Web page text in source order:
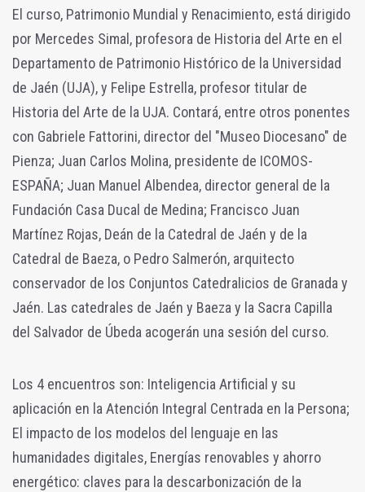
El curso, Patrimonio Mundial y Renacimiento, está dirigido
por Mercedes Simal, profesora de Historia del Arte en el
Departamento de Patrimonio Histórico de la Universidad
de Jaén (UJA), y Felipe Estrella, profesor titular de
Historia del Arte de la UJA. Contará, entre otros ponentes
con Gabriele Fattorini, director del "Museo Diocesano" de
Pienza; Juan Carlos Molina, presidente de ICOMOS-
ESPAÑA; Juan Manuel Albendea, director general de la
Fundación Casa Ducal de Medina; Francisco Juan
Martínez Rojas, Deán de la Catedral de Jaén y de la
Catedral de Baeza, o Pedro Salmerón, arquitecto
conservador de los Conjuntos Catedralicios de Granada y
Jaén. Las catedrales de Jaén y Baeza y la Sacra Capilla
del Salvador de Úbeda acogerán una sesión del curso.
Los 4 encuentros son: Inteligencia Artificial y su
aplicación en la Atención Integral Centrada en la Persona;
El impacto de los modelos del lenguaje en las
humanidades digitales, Energías renovables y ahorro
energético: claves para la descarbonización de la